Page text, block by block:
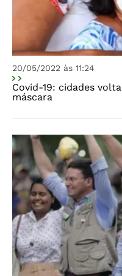
20/05/2022 às 11:24
Covid-19: cidades
máscara